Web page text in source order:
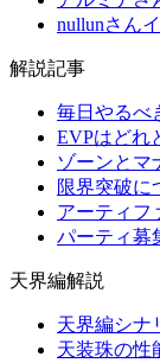
nullunさん
解説記事
毎日やるべ
EVPはどれ
ゾーンとマ
限界突破に
アーティフ
パーティ募
天界編解説
天界編シナ
天装珠の性